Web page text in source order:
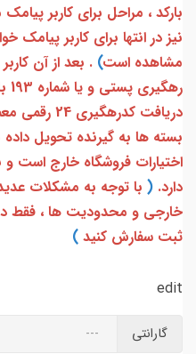
نیز در انتها برای کاربر پیامک
مشاهده است) . بعد از آن
بسته ها به گیرنده تحویل
اختیارات فروشگاه خارج است
دارد. ( با توجه به مشکلات
خارجی و محدودیت ها ، فقط
ثبت سفارش کنید )
edit
گارانتی